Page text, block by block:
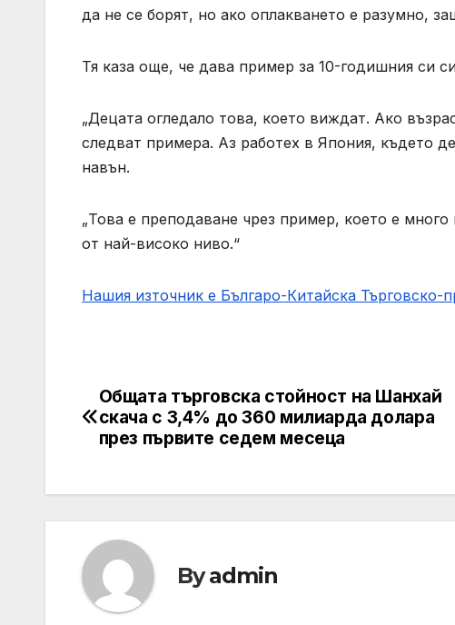
да не се борят, но ако оплакването е разумно,
Тя каза още, че дава пример за 10-годишния си
„Децата огледало това, което виждат. Ако
следват примера. Аз работех в Япония, където
навън.
„Това е преподаване чрез пример, което е
от най-високо ниво.“
Нашия източник е Българо-Китайска Търговско-
Post
navigation
Общата търговска стойност на Шанхай
скача с 3,4% до 360 милиарда долара
през първите седем месеца
Byadmin